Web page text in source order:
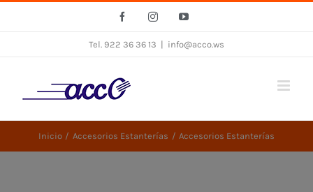
FacebookInstagramYouTube
Tel. 922 36 36 13 info@acco.ws
Inicio Accesorios Estanterías Accesorios Estanterías